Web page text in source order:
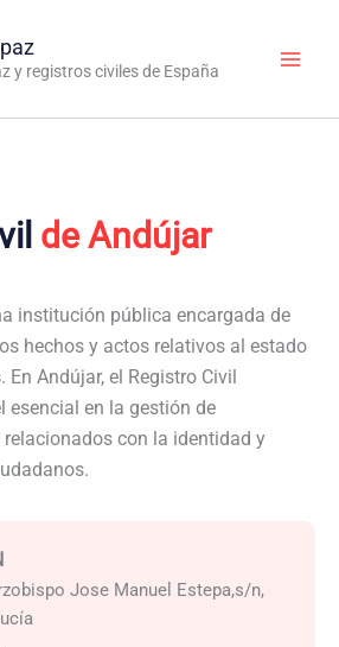
y registros civiles de España
de Andújar
institución pública encargada de
hechos y actos relativos al estado
Andújar, el Registro Civil
esencial en la gestión de
con la identidad y
Jose Manuel Estepa,s/n,